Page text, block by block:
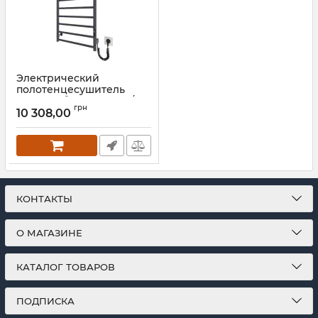
Электрический
полотенцесушитель
Mario Урбан-I 810x500/85
TR K 2.0 графит
Артикул:2.3.8300.10.Р-GR
10 308,00 грн
КОНТАКТЫ
О МАГАЗИНЕ
КАТАЛОГ ТОВАРОВ
ПОДПИСКА